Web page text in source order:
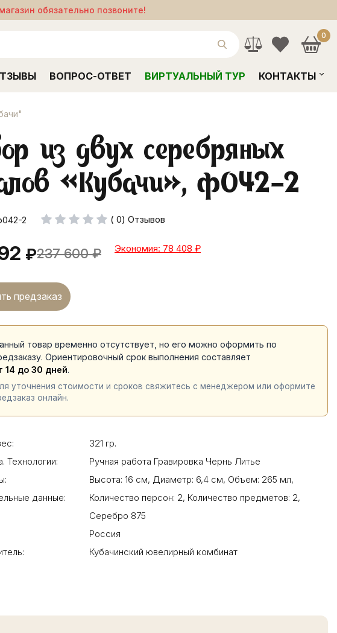
обязательно позвоните!
0
ВОПРОС-ОТВЕТ ВИРТУАЛЬНЫЙ ТУР КОНТАКТЫ
из двух серебряных
«Кубачи», ф042-2
2 ( 0) Отзывов
₽237 600 ₽ Экономия: 78 408 ₽
предзаказ
товар временно отсутствует, но его можно оформить по
Ориентировочный срок выполнения составляет
14 до 30 дней.
уточнения стоимости и сроков свяжитесь с менеджером или оформите
онлайн.
321 гр.
Технологии:
Ручная работа Гравировка Чернь Литье
Высота: 16 см, Диаметр: 6,4 см, Объем: 265 мл,
данные:
Количество персон: 2, Количество предметов: 2,
Серебро 875
Россия
Кубачинский ювелирный комбинат